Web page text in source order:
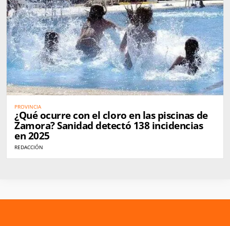
PROVINCIA
¿Qué ocurre con el cloro en las piscinas de
Zamora? Sanidad detectó 138 incidencias
en 2025
REDACCIÓN